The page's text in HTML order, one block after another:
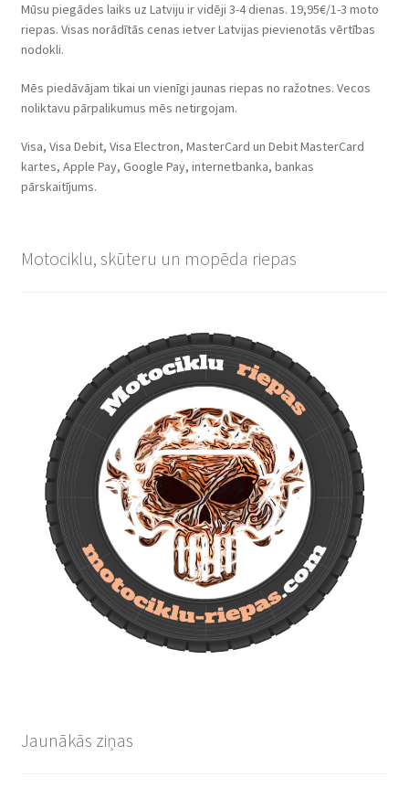
Mūsu piegādes laiks uz Latviju ir vidēji 3-4 dienas. 19,95€/1-3 moto
riepas. Visas norādītās cenas ietver Latvijas pievienotās vērtības
nodokli.
Mēs piedāvājam tikai un vienīgi jaunas riepas no ražotnes. Vecos
noliktavu pārpalikumus mēs netirgojam.
Visa, Visa Debit, Visa Electron, MasterCard un Debit MasterCard
kartes, Apple Pay, Google Pay, internetbanka, bankas
pārskaitījums.
Motociklu, skūteru un mopēda riepas
Jaunākās ziņas